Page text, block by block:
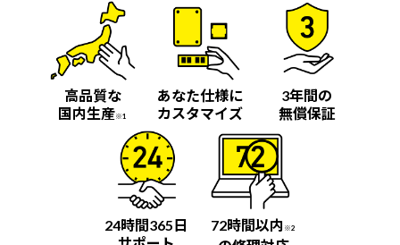
高品質な
国内生産※1
あなた仕様に
カスタマイズ
3年間の
無償保証
24時間365日
72時間以内 ※2